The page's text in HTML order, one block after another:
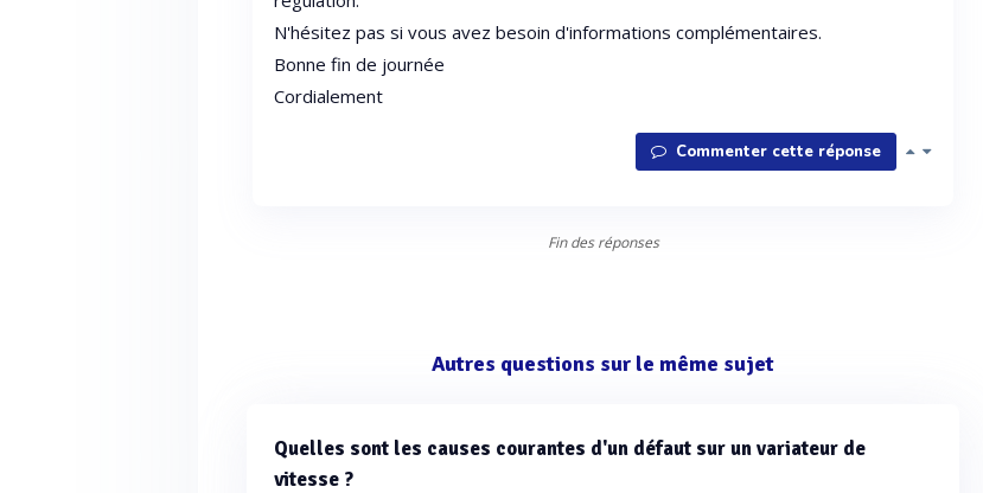
N'hésitez pas si vous avez besoin d'informations complémentaires.
Bonne fin de journée
Cordialement
Commenter cette réponse
Fin des réponses
Autres questions sur le même sujet
Quelles sont les causes courantes d'un défaut sur un variateur de
vitesse ?